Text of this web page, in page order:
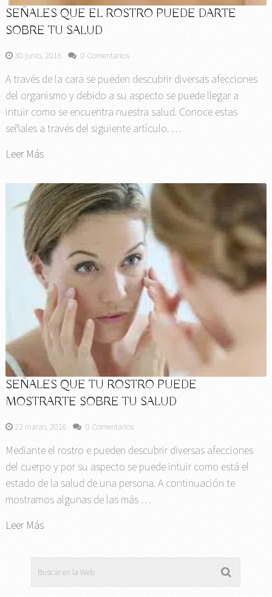
SEÑALES QUE EL ROSTRO PUEDE DARTE
SOBRE TU SALUD
30 junio, 2016 0 Comentarios
A través de la cara se pueden descubrir diversas afecciones
del organismo y debido a su aspecto se puede llegar a
intuir como se encuentra nuestra salud. Conoce estas
señales a través del siguiente artículo. …
Leer Más
SEÑALES QUE TU ROSTRO PUEDE
MOSTRARTE SOBRE TU SALUD
22 marzo, 2016 0 Comentarios
Mediante el rostro e pueden descubrir diversas afecciones
del cuerpo y por su aspecto se puede intuir como está el
estado de la salud de una persona. A continuación te
mostramos algunas de las más …
Leer Más